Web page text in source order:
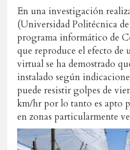
En una investigación
(Universidad Politécnica
programa informático de
que reproduce el efecto de
virtual se ha demostrado
instalado según
puede resistir golpes de
km/hr por lo tanto es apto
en zonas particularmente